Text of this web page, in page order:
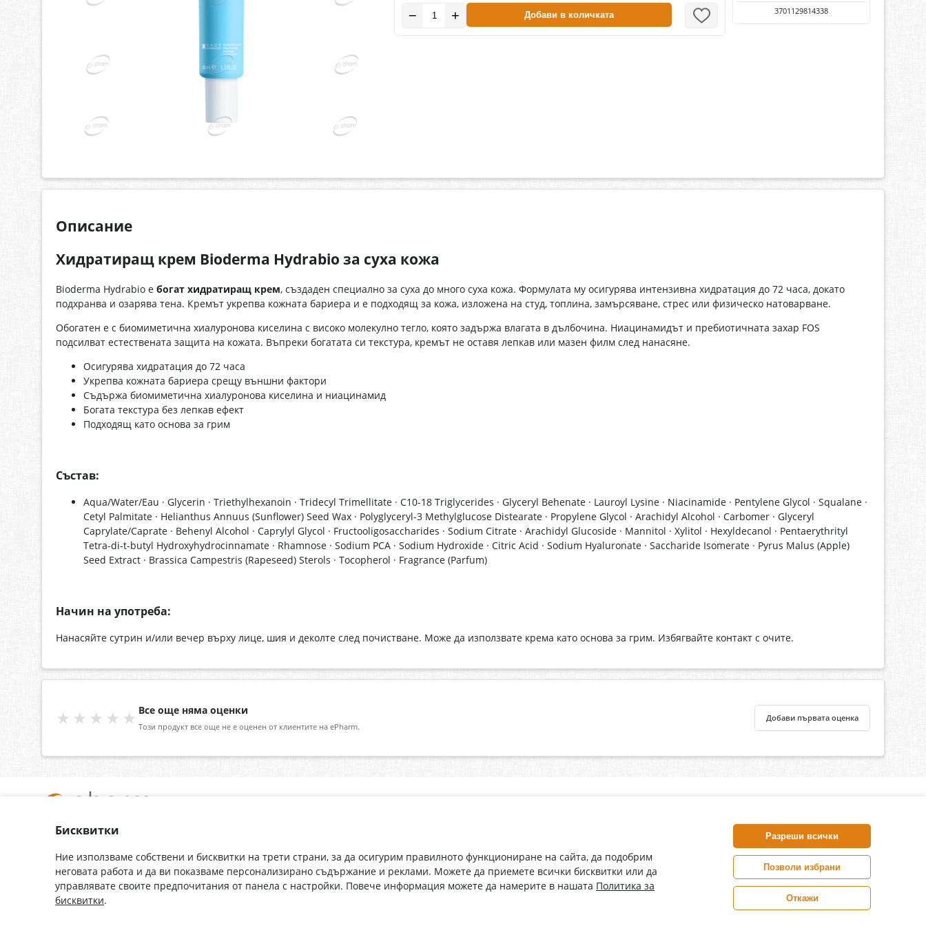
− + Добави в количката
3701129814338
Описание
Хидратиращ крем Bioderma Hydrabio за суха кожа
Bioderma Hydrabio е богат хидратиращ крем, създаден специално за суха до много суха кожа. Формулата му осигурява интензивна хидратация до 72 часа, докато
подхранва и озарява тена. Кремът укрепва кожната бариера и е подходящ за кожа, изложена на студ, топлина, замърсяване, стрес или физическо натоварване.
Обогатен е с биомиметична хиалуронова киселина с високо молекулно тегло, която задържа влагата в дълбочина. Ниацинамидът и пребиотичната захар FOS
подсилват естествената защита на кожата. Въпреки богатата си текстура, кремът не оставя лепкав или мазен филм след нанасяне.
Осигурява хидратация до 72 часа
Укрепва кожната бариера срещу външни фактори
Съдържа биомиметична хиалуронова киселина и ниацинамид
Богата текстура без лепкав ефект
Подходящ като основа за грим
Състав:
Aqua/Water/Eau · Glycerin · Triethylhexanoin · Tridecyl Trimellitate · C10-18 Triglycerides · Glyceryl Behenate · Lauroyl Lysine · Niacinamide · Pentylene Glycol · Squalane ·
Cetyl Palmitate · Helianthus Annuus (Sunflower) Seed Wax · Polyglyceryl-3 Methylglucose Distearate · Propylene Glycol · Arachidyl Alcohol · Carbomer · Glyceryl
Caprylate/Caprate · Behenyl Alcohol · Caprylyl Glycol · Fructooligosaccharides · Sodium Citrate · Arachidyl Glucoside · Mannitol · Xylitol · Hexyldecanol · Pentaerythrityl
Tetra-di-t-butyl Hydroxyhydrocinnamate · Rhamnose · Sodium PCA · Sodium Hydroxide · Citric Acid · Sodium Hyaluronate · Saccharide Isomerate · Pyrus Malus (Apple)
Seed Extract · Brassica Campestris (Rapeseed) Sterols · Tocopherol · Fragrance (Parfum)
Начин на употреба:
Нанасяйте сутрин и/или вечер върху лице, шия и деколте след почистване. Може да използвате крема като основа за грим. Избягвайте контакт с очите.
★★★★★ Все още няма оценки
Този продукт все още не е оценен от клиентите на ePharm.
Добави първата оценка
За нас
Контакти
Полезни връзки
Лични данни
Доставка
Гаранция
Плащане
Как да поръчам
С абонамента се съгласявам сПолитиката за лични данни .
ePharm.bg е лицензирана онлайн аптека и част от аптеки
„Ванчева“, които повече от 30 години се грижат за здравето на
своите пациенти.
ePharm е лицензирана онлайн аптека от
Изпълнителна Агенция по Лекарствата
Бисквитки
Ние използваме собствени и бисквитки на трети страни, за да осигурим правилното функциониране на сайта, да подобрим
неговата работа и да ви показваме персонализирано съдържание и реклами. Можете да приемете всички бисквитки или да
управлявате своите предпочитания от панела с настройки. Повече информация можете да намерите в нашата Политика за
бисквитки.
Разреши всички
Позволи избрани
Откажи